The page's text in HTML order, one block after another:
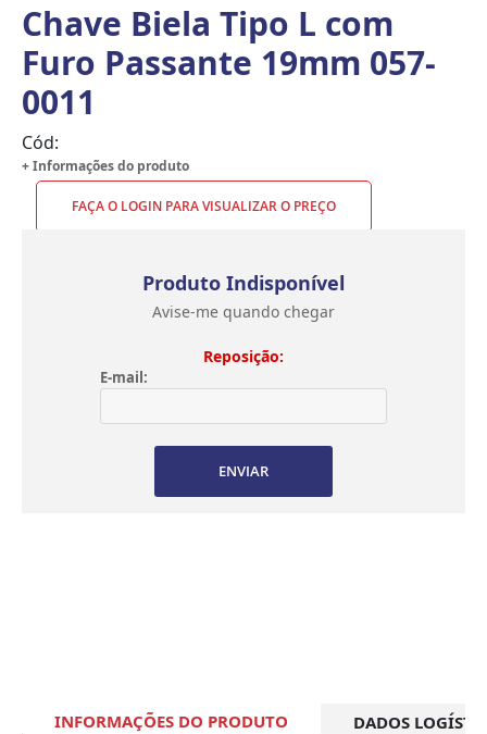
Chave Biela Tipo L com
Furo Passante 19mm 057-
0011
Cód:
+ Informações do produto
FAÇA O LOGIN PARA VISUALIZAR O PREÇO
Produto Indisponível
Avise-me quando chegar
Reposição:
E-mail:
ENVIAR
INFORMAÇÕES DO PRODUTO DADOS